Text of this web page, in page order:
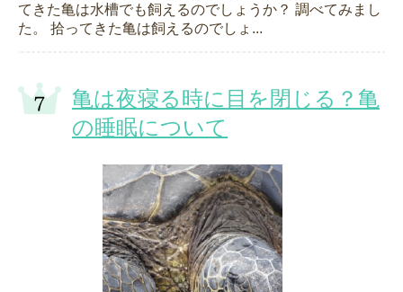
てきた亀は水槽でも飼えるのでしょうか？ 調べてみまし
た。 拾ってきた亀は飼えるのでしょ...
亀は夜寝る時に目を閉じる？亀
の睡眠について